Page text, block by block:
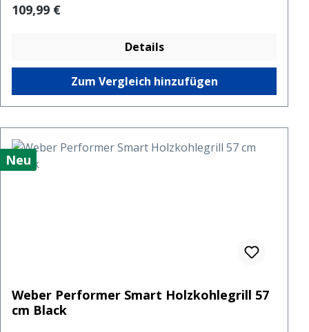
Regulärer Preis:
109,99 €
Details
Zum Vergleich hinzufügen
Neu
Weber Performer Smart Holzkohlegrill 57
cm Black